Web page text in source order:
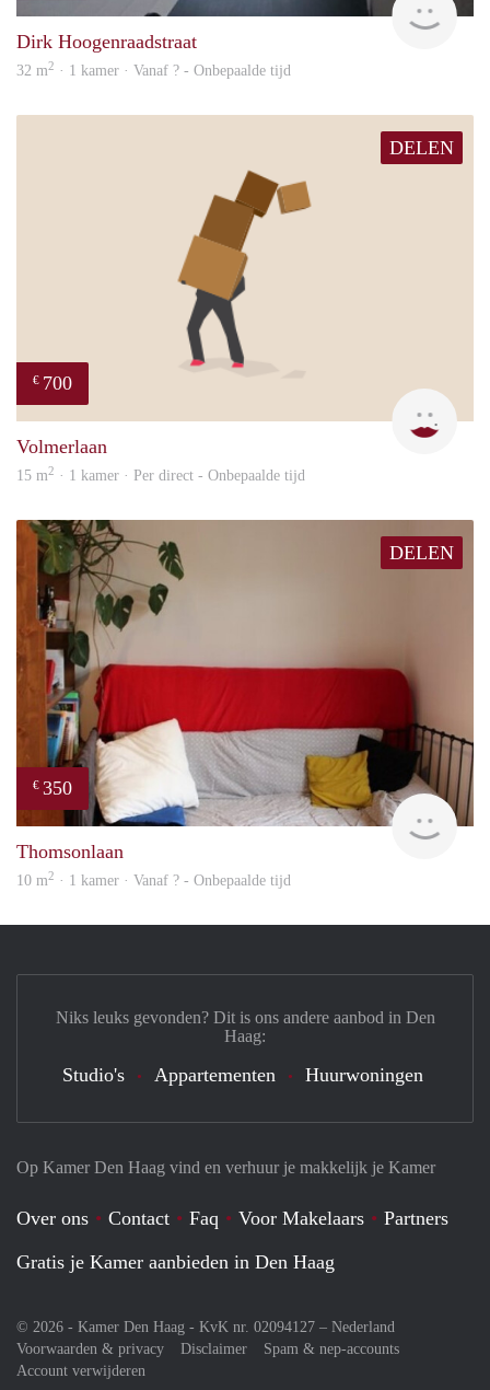
Dirk Hoogenraadstraat
32 m2 · 1 kamer · Vanaf ? - Onbepaalde tijd
DELEN
€ 700
Volmerlaan
15 m2 · 1 kamer · Per direct - Onbepaalde tijd
DELEN
€ 350
Thomsonlaan
10 m2 · 1 kamer · Vanaf ? - Onbepaalde tijd
Op Kamer Den Haag vind en verhuur je makkelijk je Kamer
Over ons Contact Faq Voor Makelaars
Partners
Gratis je Kamer aanbieden in Den Haag
© 2026 - Kamer Den Haag - KvK nr. 02094127 – Nederland
Voorwaarden & privacy
Disclaimer
Spam & nep-accounts
Account verwijderen
Niks leuks gevonden? Dit is ons andere aanbod in Den
Haag:
Studio's Appartementen Huurwoningen